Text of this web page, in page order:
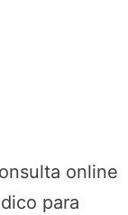
online
para